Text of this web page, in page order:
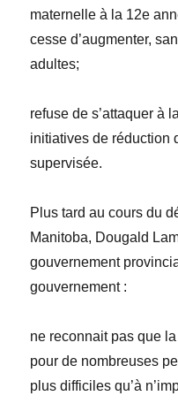
maternelle à la 12e
cesse d’augmenter,
adultes;
refuse de s’attaquer à
initiatives de réduction
supervisée.
Plus tard au cours du
Manitoba, Dougald
gouvernement
gouvernement:
ne reconnait pas que
pour de nombreuses
plus difficiles qu’à